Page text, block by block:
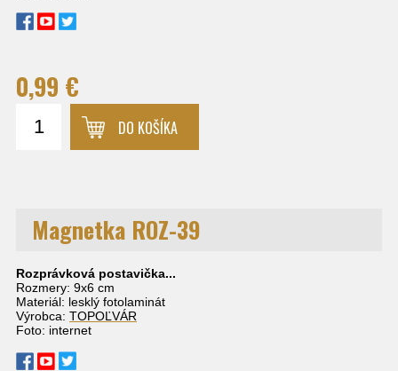
0,99 €
DO KOŠÍKA
Magnetka ROZ-39
Rozprávková postavička...
Rozmery: 9x6 cm
Materiál: lesklý fotolaminát
Výrobca: TOPOĽVÁR
Foto: internet